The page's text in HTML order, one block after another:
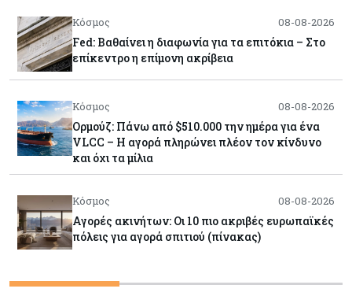
Κόσμος 08-08-2026
Fed: Βαθαίνει η διαφωνία για τα επιτόκια – Στο
επίκεντρο η επίμονη ακρίβεια
Κόσμος 08-08-2026
Ορμούζ: Πάνω από $510.000 την ημέρα για ένα
VLCC – Η αγορά πληρώνει πλέον τον κίνδυνο
και όχι τα μίλια
Κόσμος 08-08-2026
Αγορές ακινήτων: Οι 10 πιο ακριβές ευρωπαϊκές
πόλεις για αγορά σπιτιού (πίνακας)
Κόσμος 08-08-2026